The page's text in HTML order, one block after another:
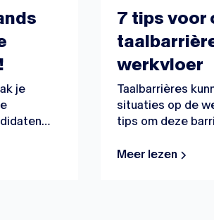
je
7 tips voor
werkvloer
Taalbarrières
situaties op de
tips om deze
werkomgeving te
Meer lezen